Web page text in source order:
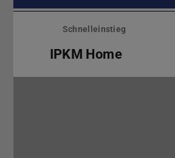
Menü
überspringenSchnelleinstieg
IPKM Home